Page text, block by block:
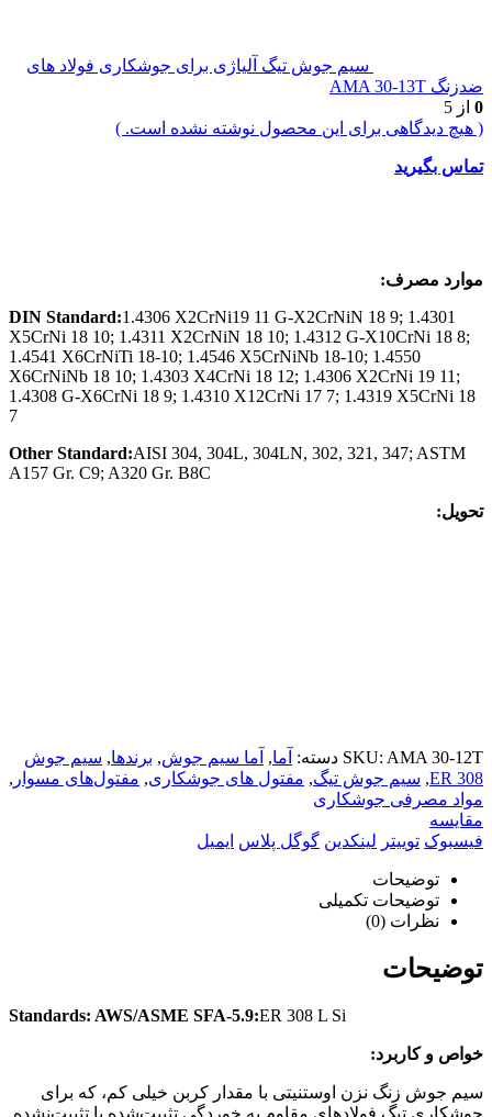
سیم جوش تیگ آلیاژی برای جوشکاری فولاد های
ضدزنگ AMA 30-13T
0 از 5
( هیچ دیدگاهی برای این محصول نوشته نشده است. )
تماس بگیرید
موار د مصرف:
DIN Standard:1.4306 X2CrNi19 11 G-X2CrNiN 18 9; 1.4301
X5CrNi 18 10; 1.4311 X2CrNiN 18 10; 1.4312 G-X10CrNi 18 8;
1.4541 X6CrNiTi 18-10; 1.4546 X5CrNiNb 18-10; 1.4550
X6CrNiNb 18 10; 1.4303 X4CrNi 18 12; 1.4306 X2CrNi 19 11;
1.4308 G-X6CrNi 18 9; 1.4310 X12CrNi 17 7; 1.4319 X5CrNi 18
7
Other Standard:AISI 304, 304L, 304LN, 302, 321, 347; ASTM
A157 Gr. C9; A320 Gr. B8C
تحویل:
SKU: AMA 30-12T دسته: آما, آما سیم جوش, برندها, سیم جوش
ER 308
, سیم جوش تیگ, مفتول های جوشکاری, مفتول‌های مسوار ,
مواد مصرفی جوشکاری
مقایسه
فیسبوک توییتر لینکدین گوگل پلاس ایمیل
توضیحات
توضیحات تکمیلی
نظرات (0)
توضیحات
Standards: AWS/ASME SFA-5.9:ER 308 L Si
خواص و کاربرد:
سیم جوش زنگ ‌نزن اوستنیتی با مقدار کربن خیلی کم، که برای
جوشکاری تیگ فولادهای مقاوم به خوردگی تثبیت‌شده یا تثبیت‌نشده